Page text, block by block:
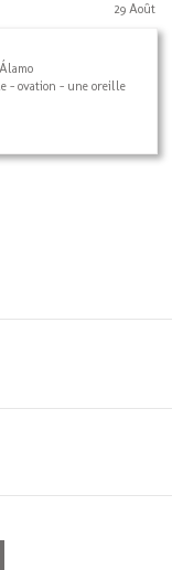
29 Août
- ovation - une oreille